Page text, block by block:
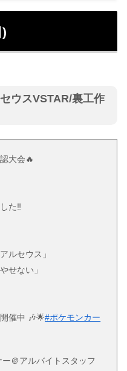
ウスVSTAR/裏工作
大会🔥
た‼
ルセウス」
せない」
催中 🎶🌟#ポケモンカー
＠アルバイトスタッフ